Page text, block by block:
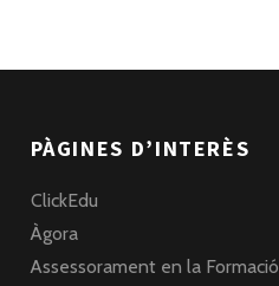
PÀGINES D’INTERÈS
ClickEdu
Àgora
Assessorament en la Formació